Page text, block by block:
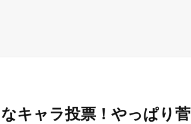
キャラ投票！やっぱり菅